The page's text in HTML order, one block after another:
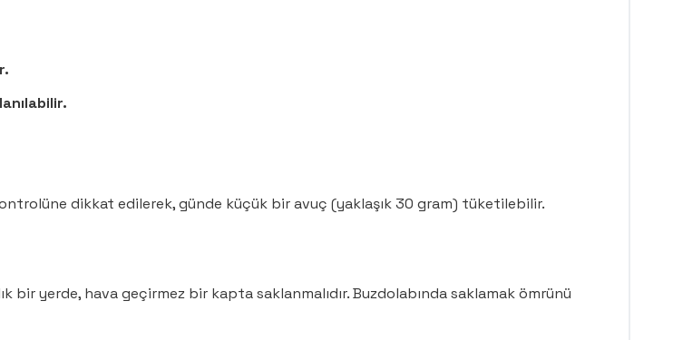
dikkat edilerek, günde küçük bir avuç (yaklaşık 30 gram) tüketilebilir.
bir yerde, hava geçirmez bir kapta saklanmalıdır. Buzdolabında saklamak ömrünü